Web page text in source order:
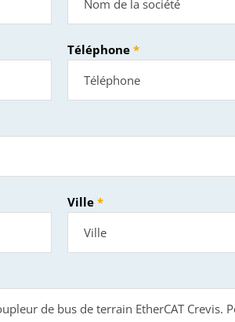
Téléphone
Ville